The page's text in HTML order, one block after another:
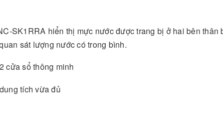
SK1RRA hiển thị mực nước được trang bị ở hai bên thân
sát lượng nước có trong bình.